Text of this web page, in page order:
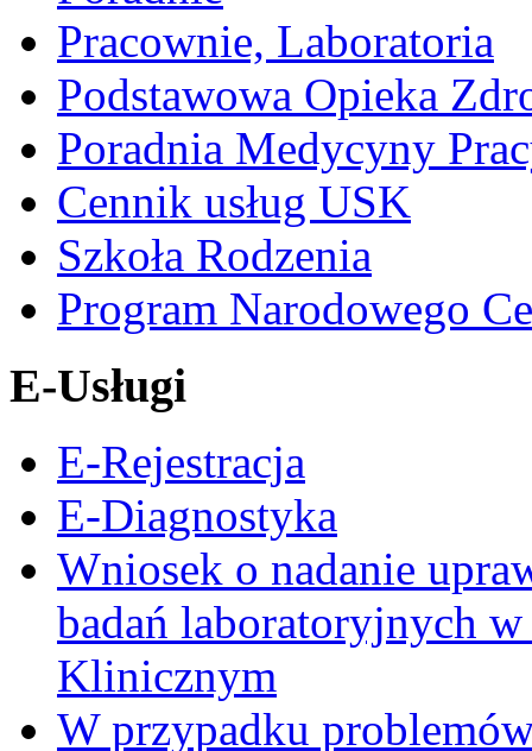
Pracownie, Laboratoria
Podstawowa Opieka
Poradnia Medycyny
Cennik usług USK
Szkoła Rodzenia
Program Narodowego
E-Usługi
E-Rejestracja
E-Diagnostyka
Wniosek o nadanie
badań laboratoryjnych
Klinicznym
W przypadku